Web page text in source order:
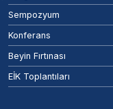
Sempozyum
Konferans
Beyin Fırtınası
EİK Toplantıları